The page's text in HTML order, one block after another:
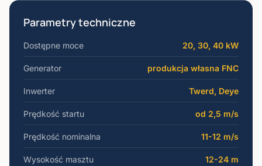
Parametry techniczne
Dostępne moce 20, 30, 40 kW
Generator produkcja własna FNC
Inwerter Twerd, Deye
Prędkość startu od 2,5 m/s
Prędkość nominalna 11-12 m/s
Wysokość masztu 12-24 m